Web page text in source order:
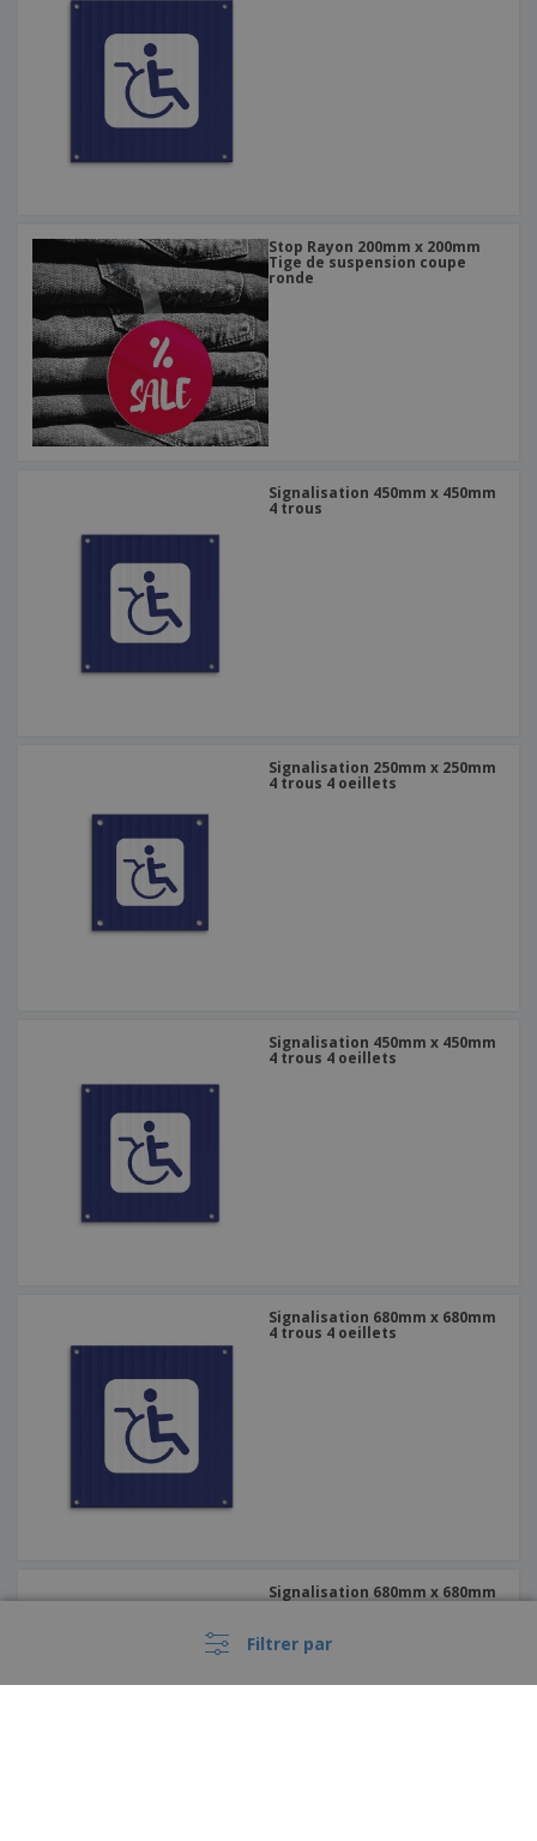
Filtrer par
Stop Rayon 200mm x 200mm
Tige de suspension coupe
ronde
Signalisation 450mm x 450mm
4 trous
Signalisation 250mm x 250mm
4 trous 4 oeillets
Signalisation 450mm x 450mm
4 trous 4 oeillets
Signalisation 680mm x 680mm
4 trous 4 oeillets
Signalisation 680mm x 680mm